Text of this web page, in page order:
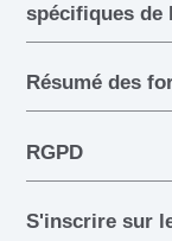
spécifiques de
Résumé des
RGPD
S'inscrire sur